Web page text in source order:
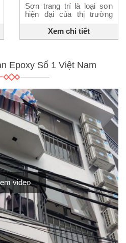
Sơn trang trí là loại sơn
hiện đại của thị trường
càng phát triển, nhu cầu
sự dụng sơn trang trí của
phát triển đó, nhiều loại
sơn trang trí được ra đời
và cải tiến đáng kể. Bài
viết […]
Xem chi tiết
Epoxy Số 1 Việt Nam
video